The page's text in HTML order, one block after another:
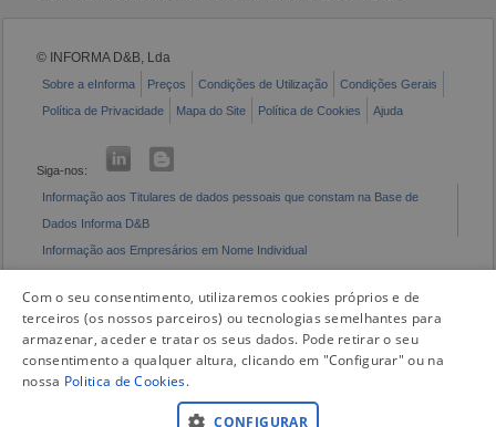
© INFORMA D&B, Lda
Sobre a eInforma Preços Condições de Utilização
Condições Gerais
Política de Privacidade
Mapa do Site Política de Cookies Ajuda
Siga-nos:
Informação aos Titulares de dados pessoais que constam na Base de
Dados Informa D&B
Informação aos Empresários em Nome Individual
Com o seu consentimento, utilizaremos cookies próprios e de
terceiros (os nossos parceiros) ou tecnologias semelhantes para
armazenar, aceder e tratar os seus dados. Pode retirar o seu
consentimento a qualquer altura, clicando em "Configurar" ou na
nossa Politica de Cookies.
CONFIGURAR